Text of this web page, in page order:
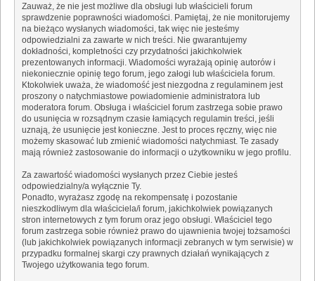
Zauważ, że nie jest możliwe dla obsługi lub właścicieli forum
sprawdzenie poprawności wiadomości. Pamiętaj, że nie monitorujemy
na bieżąco wysłanych wiadomości, tak więc nie jesteśmy
odpowiedzialni za zawarte w nich treści. Nie gwarantujemy
dokładności, kompletności czy przydatności jakichkolwiek
prezentowanych informacji. Wiadomości wyrażają opinię autorów i
niekoniecznie opinię tego forum, jego załogi lub właściciela forum.
Ktokolwiek uważa, że wiadomość jest niezgodna z regulaminem jest
proszony o natychmiastowe powiadomienie administratora lub
moderatora forum. Obsługa i właściciel forum zastrzega sobie prawo
do usunięcia w rozsądnym czasie łamiących regulamin treści, jeśli
uznają, że usunięcie jest konieczne. Jest to proces ręczny, więc nie
możemy skasować lub zmienić wiadomości natychmiast. Te zasady
mają również zastosowanie do informacji o użytkowniku w jego profilu.
Za zawartość wiadomości wysłanych przez Ciebie jesteś
odpowiedzialny/a wyłącznie Ty.
Ponadto, wyrażasz zgodę na rekompensatę i pozostanie
nieszkodliwym dla właściciela/i forum, jakichkolwiek powiązanych
stron internetowych z tym forum oraz jego obsługi. Właściciel tego
forum zastrzega sobie również prawo do ujawnienia twojej tożsamości
(lub jakichkolwiek powiązanych informacji zebranych w tym serwisie) w
przypadku formalnej skargi czy prawnych działań wynikających z
Twojego użytkowania tego forum.